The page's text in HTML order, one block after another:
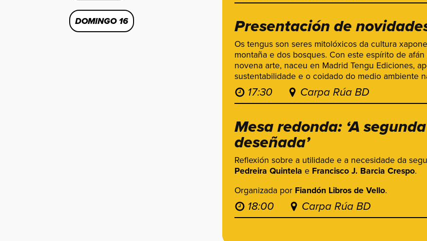
DOMINGO 16 Presentación de
Os tengus son seres mitolóxicos da cultura
montaña e dos bosques. Con este espírito de
novena arte, naceu en Madrid Tengu Ediciones,
sustentabilidade e o coidado do medio ambiente
17:30 Carpa Rúa BD
Mesa redonda: ‘A
deseñada’
Reflexión sobre a utilidade e a necesidade da
Pedreira Quintela e Francisco J. Barcia Crespo.
Organizada por Fiandón Libros de Vello.
18:00 Carpa Rúa BD